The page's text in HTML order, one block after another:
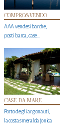
COMPRO&VENDO
AAA vendesi barche,
posti barca, case…
CASE DA MARE
Porto degli argonauti,
la costa smeralda jonica